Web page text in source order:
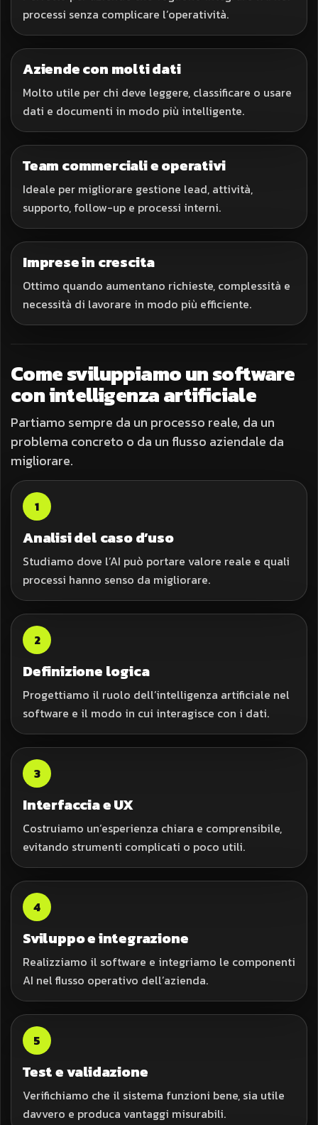
processi senza complicare l’operatività.
Aziende con molti dati
Molto utile per chi deve leggere, classificare o usare
dati e documenti in modo più intelligente.
Team commerciali e operativi
Ideale per migliorare gestione lead, attività,
supporto, follow-up e processi interni.
Imprese in crescita
Ottimo quando aumentano richieste, complessità e
necessità di lavorare in modo più efficiente.
Come sviluppiamo un software
con intelligenza artificiale
Partiamo sempre da un processo reale, da un
problema concreto o da un flusso aziendale da
migliorare.
1
Analisi del caso d’uso
Studiamo dove l’AI può portare valore reale e quali
processi hanno senso da migliorare.
2
Definizione logica
Progettiamo il ruolo dell’intelligenza artificiale nel
software e il modo in cui interagisce con i dati.
3
Interfaccia e UX
Costruiamo un’esperienza chiara e comprensibile,
evitando strumenti complicati o poco utili.
4
Sviluppo e integrazione
Realizziamo il software e integriamo le componenti
AI nel flusso operativo dell’azienda.
5
Test e validazione
Verifichiamo che il sistema funzioni bene, sia utile
davvero e produca vantaggi misurabili.